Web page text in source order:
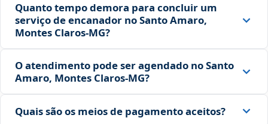
Quanto tempo demora para concluir um
serviço de encanador no Santo Amaro,
Montes Claros‑MG?
O atendimento pode ser agendado no Santo
Amaro, Montes Claros‑MG?
Quais são os meios de pagamento aceitos?